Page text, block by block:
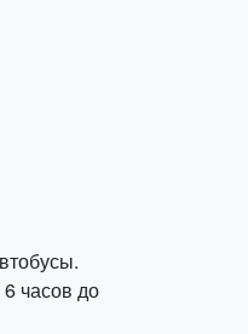
часов до